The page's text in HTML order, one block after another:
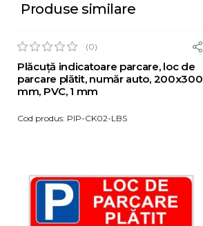
Produse similare
(0)
Plăcuță indicatoare parcare, loc de
parcare plătit, număr auto, 200x300
mm, PVC, 1 mm
Cod produs: PIP-CK02-LBS